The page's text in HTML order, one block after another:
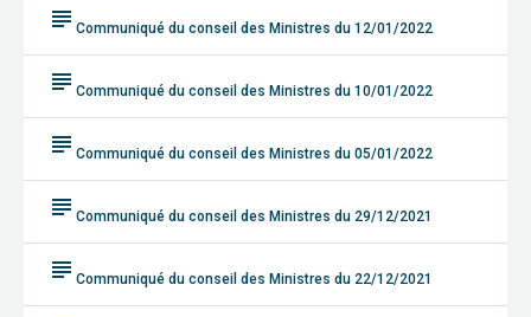
subject Communiqué du conseil des Ministres du 12/01/2022
subject Communiqué du conseil des Ministres du 10/01/2022
subject Communiqué du conseil des Ministres du 05/01/2022
subject Communiqué du conseil des Ministres du 29/12/2021
subject Communiqué du conseil des Ministres du 22/12/2021